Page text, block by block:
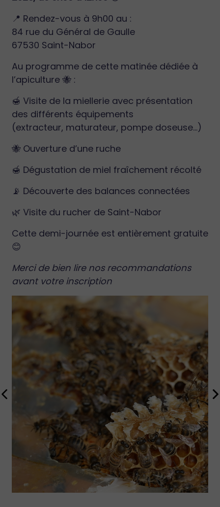
📍 Rendez-vous à 9h00 au :
84 rue du Général de Gaulle
67530 Saint-Nabor
Au programme de cette matinée dédiée à
l’apiculture 🐝 :
🍯 Visite de la miellerie avec présentation
des différents équipements
(extracteur, maturateur, pompe doseuse…)
🐝 Ouverture d’une ruche
🍯 Dégustation de miel fraîchement récolté
📡 Découverte des balances connectées
🌿 Visite du rucher de Saint-Nabor
Cette demi-journée est entièrement gratuite
😊
Merci de bien lire nos recommandations
avant votre inscription